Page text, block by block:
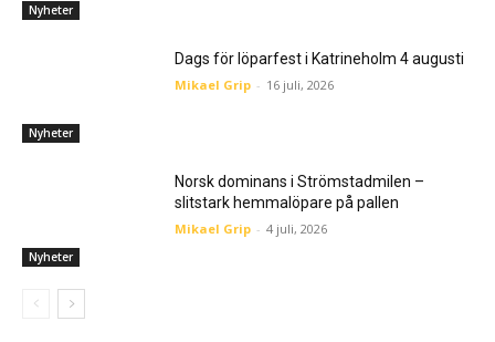
Nyheter
Nyheter
Dags för löparfest i Katrineholm 4 augusti
Mikael Grip - 16 juli, 2026
Nyheter
Norsk dominans i Strömstadmilen –
slitstark hemmalöpare på pallen
Mikael Grip - 4 juli, 2026